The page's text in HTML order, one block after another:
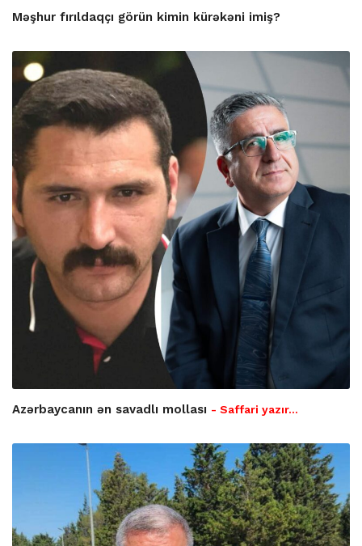
Məşhur fırıldaqçı görün kimin kürəkəni imiş?
Azərbaycanın ən savadlı mollası - Saffari yazır…